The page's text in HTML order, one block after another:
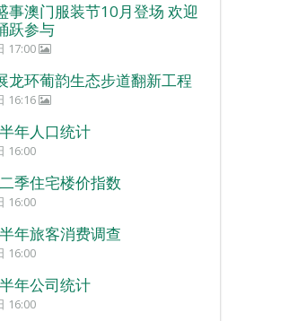
事澳门服装节10月登场 欢迎
跃参与
17:00
龙环葡韵生态步道翻新工程
16:16
年人口统计
16:00
季住宅楼价指数
16:00
年旅客消费调查
16:00
年公司统计
16:00